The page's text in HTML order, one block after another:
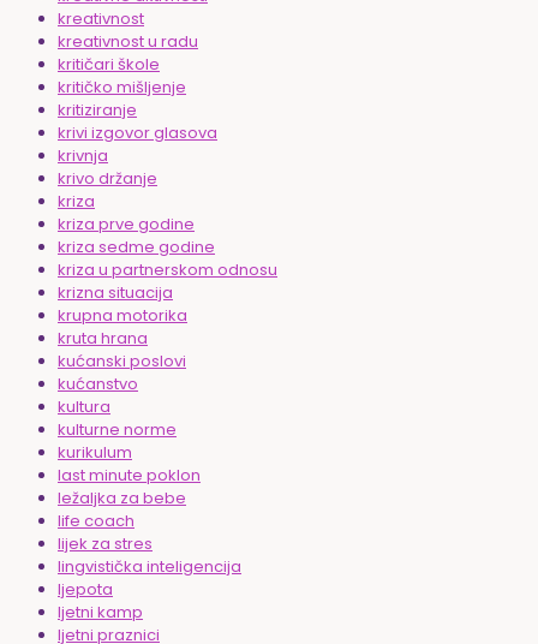
kreativnost
kreativnost u radu
kritičari škole
kritičko mišljenje
kritiziranje
krivi izgovor glasova
krivnja
krivo držanje
kriza
kriza prve godine
kriza sedme godine
kriza u partnerskom odnosu
krizna situacija
krupna motorika
kruta hrana
kućanski poslovi
kućanstvo
kultura
kulturne norme
kurikulum
last minute poklon
ležaljka za bebe
life coach
lijek za stres
lingvistička inteligencija
ljepota
ljetni kamp
ljetni praznici